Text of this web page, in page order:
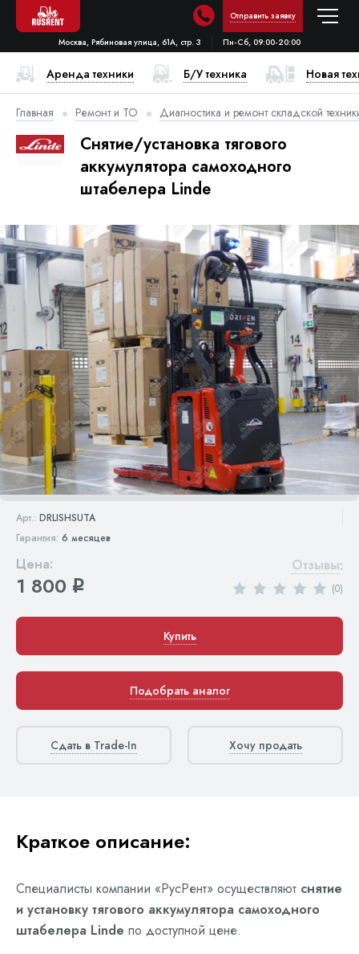
Отправить заявку
Москва, Рябиновая улица, 61А, стр. 3 Пн-Сб, 09:00-20:00
Аренда техники Б/У техника Новая
Главная Ремонт и ТО Диагностика и ремонт складской
Снятие/установка тягового
аккумулятора самоходного
штабелера Linde
Арт.: DRLISHSUTA
Гарантия: 6 месяцев
Цена:
1 800 q
Отзывы:
(0)
Купить
Подобрать аналог
Сдать в Trade-In Хочу продать
Краткое описание:
Специалисты компании «РусРент» осуществляют снятие
и установку тягового аккумулятора самоходного
штабелера Linde по доступной цене.